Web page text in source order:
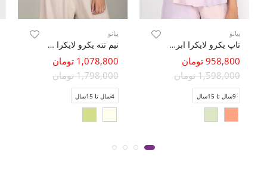
پیانو
تاپ یکرو لایکرا ابر و بادی (ست با کد 10444)
958,800 تومان
1,598,000 تومان
9سال تا 15سال
پیانو
نیم تنه یکرو لایکرا اسلپ آستین کوتاه
1,078,800 تومان
1,798,000 تومان
4سال تا 15سال